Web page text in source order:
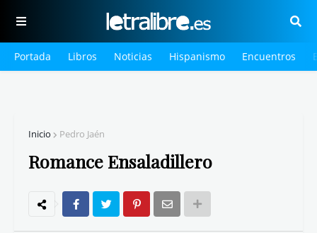
Portada Libros Noticias Hispanismo Encuentros
Inicio Pedro Jaén
Romance Ensaladillero